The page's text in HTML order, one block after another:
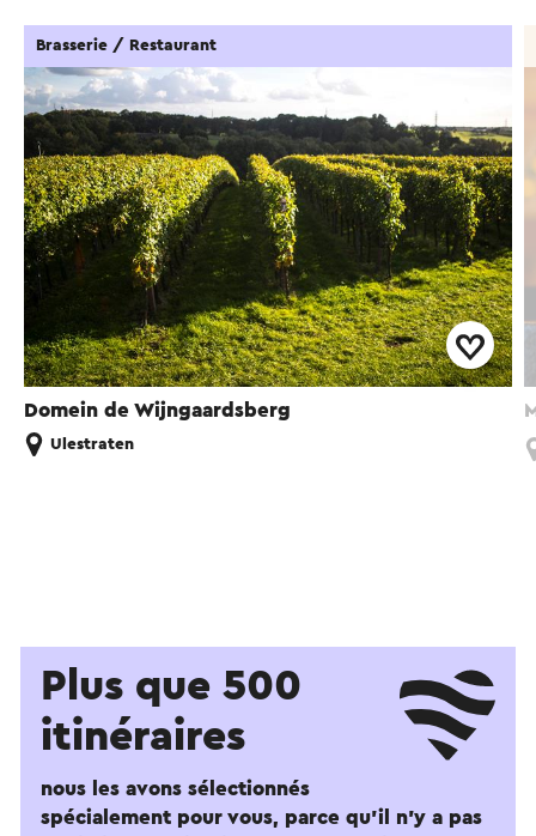
Domein de Wijngaardsberg
Brasserie / Restaurant
Ulestraten
Plus que 500
itinéraires
nous les avons sélectionnés
spécialement pour vous, parce qu'il n'y a pas